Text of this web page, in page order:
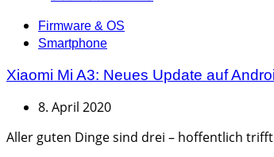
Categories
Firmware & OS
Smartphone
Xiaomi Mi A3: Neues Update auf
8. April 2020
Aller guten Dinge sind drei – hoffentlich